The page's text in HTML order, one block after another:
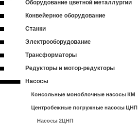
Оборудование цветной металлургии
Конвейерное оборудование
Станки
Электрооборудование
Трансформаторы
Редукторы и мотор-редукторы
Насосы
Консольные моноблочные насосы КМ
Центробежные погружные насосы ЦНП
Насосы 2ЦНП